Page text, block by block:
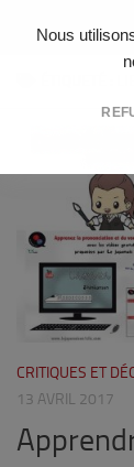
Nous
Skip to
CRITIQUES ET
13 AVRIL 2017